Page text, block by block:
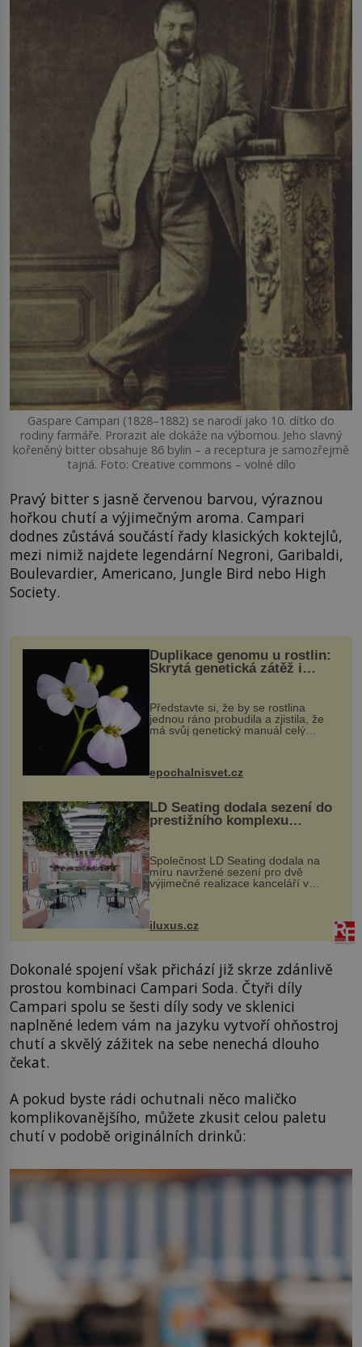
Gaspare Campari (1828–1882) se narodí jako 10. dítko do
rodiny farmáře. Prorazit ale dokáže na výbornou. Jeho slavný
kořeněný bitter obsahuje 86 bylin – a receptura je samozřejmě
tajná. Foto: Creative commons – volné dílo
Pravý bitter s jasně červenou barvou, výraznou
hořkou chutí a výjimečným aroma. Campari
dodnes zůstává součástí řady klasických koktejlů,
mezi nimiž najdete legendární Negroni, Garibaldi,
Boulevardier, Americano, Jungle Bird nebo High
Society.
Duplikace genomu u rostlin:
Skrytá genetická zátěž i
Představte si, že by se rostlina
jednou ráno probudila a zjistila, že
má svůj genetický manuál celý
vstupenka...
epochalnisvet.cz
LD Seating dodala sezení do
prestižního komplexu
MediaCityUK v Salfordu
Společnost LD Seating dodala na
míru navržené sezení pro dvě
výjimečné realizace kanceláří v
areálu MediaCityUK v anglickém
budov Media...
iluxus.cz
Dokonalé spojení však přichází již skrze zdánlivě
prostou kombinaci Campari Soda. Čtyři díly
Campari spolu se šesti díly sody ve sklenici
naplněné ledem vám na jazyku vytvoří ohňostroj
chutí a skvělý zážitek na sebe nenechá dlouho
čekat.
A pokud byste rádi ochutnali něco maličko
komplikovanějšího, můžete zkusit celou paletu
chutí v podobě originálních drinků: